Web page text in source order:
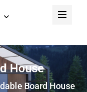
House
Board House